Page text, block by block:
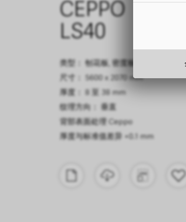
CEPPO
LS40
类型： 刨花板, 密度板
尺寸： 5600 x 2070 mm
厚度： 8 至 38 mm
纹理方向： 垂直
背部表面处理
Ceppo
厚度与标准值差异 +0.1 mm
CEPPO
LS40
类型： 刨花板, 密度板
尺寸： 2790 x 1300 mm
厚度： 19 mm
纹理方向： 垂直
厚度与标准值差异+0.05 mm